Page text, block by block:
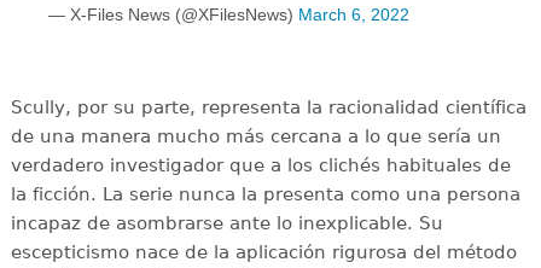
— X-Files News (@XFilesNews) March 6, 2022
Scully, por su parte, representa la racionalidad científica
de una manera mucho más cercana a lo que sería un
verdadero investigador que a los clichés habituales de
la ficción. La serie nunca la presenta como una persona
incapaz de asombrarse ante lo inexplicable. Su
escepticismo nace de la aplicación rigurosa del método